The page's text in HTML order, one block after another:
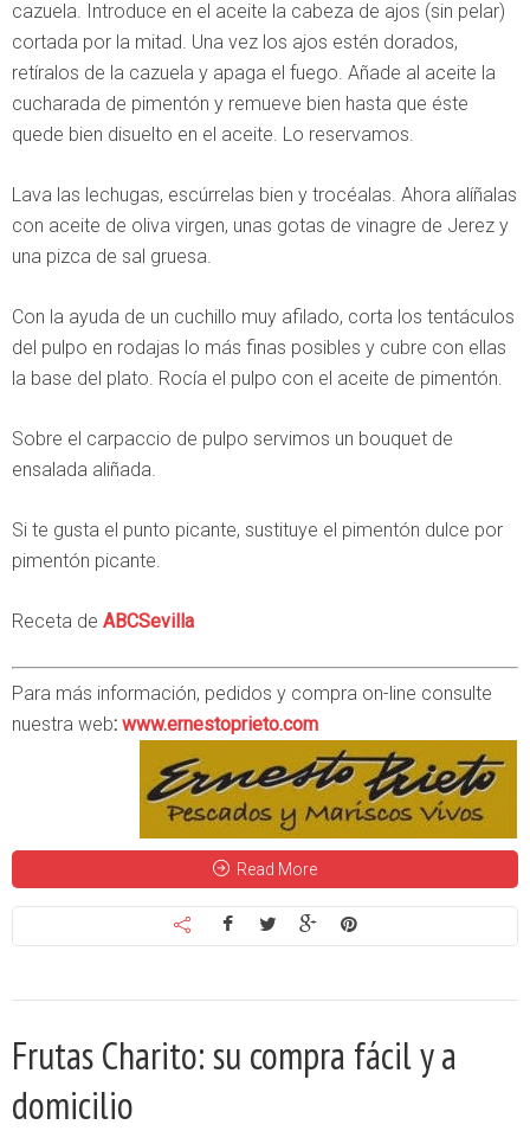
cazuela. Introduce en el aceite la cabeza de ajos (sin pelar)
cortada por la mitad. Una vez los ajos estén dorados,
retíralos de la cazuela y apaga el fuego. Añade al aceite la
cucharada de pimentón y remueve bien hasta que éste
quede bien disuelto en el aceite. Lo reservamos.
Lava las lechugas, escúrrelas bien y trocéalas. Ahora alíñalas
con aceite de oliva virgen, unas gotas de vinagre de Jerez y
una pizca de sal gruesa.
Con la ayuda de un cuchillo muy afilado, corta los tentáculos
del pulpo en rodajas lo más finas posibles y cubre con ellas
la base del plato. Rocía el pulpo con el aceite de pimentón.
Sobre el carpaccio de pulpo servimos un bouquet de
ensalada aliñada.
Si te gusta el punto picante, sustituye el pimentón dulce por
pimentón picante.
Receta de ABCSevilla
Para más información, pedidos y compra on-line consulte
nuestra web: www.ernestoprieto.com
Read More
Frutas Charito: su compra fácil y a
domicilio